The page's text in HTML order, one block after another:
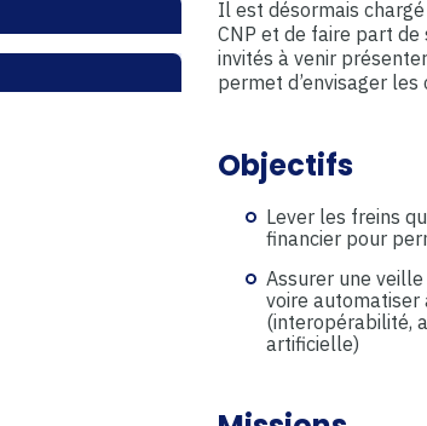
Il est désormais
CNP et de faire part de
invités à venir
permet d’envisager
Objectifs
Lever les freins
financier pour
Assurer une
voire automatiser
(interopérabilité,
artificielle)